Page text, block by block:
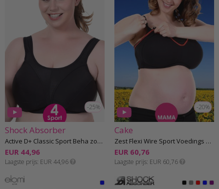
-25%
Shock Absorber
Active D+ Classic Sport Beha zonder beugel G-K cup
EUR 44,96
Laagste prijs EUR 44,96
-20%
Cake
Zest Flexi Wire Sport Voedings Beha met beugel F-K cup
EUR 60,76
Laagste prijs EUR 60,76